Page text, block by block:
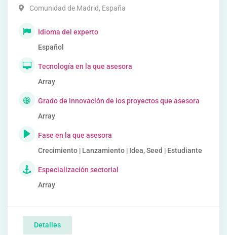
Comunidad de Madrid, España
Idioma del experto
Español
Tecnología en la que asesora
Array
Grado de innovación de los proyectos que asesora
Array
Fase en la que asesora
Crecimiento | Lanzamiento | Idea, Seed | Estudiante
Especialización sectorial
Array
Detalles